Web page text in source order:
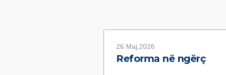
26 Maj,2026
Reforma në ngërç